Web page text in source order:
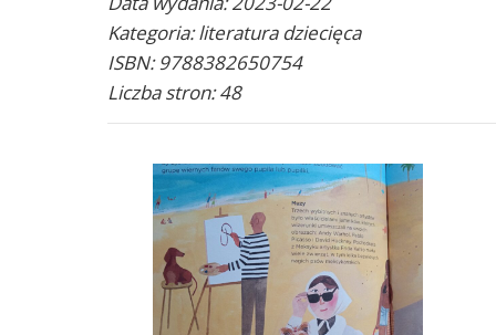
Kategoria: literatura dziecięca
ISBN: 9788382650754
Liczba stron: 48